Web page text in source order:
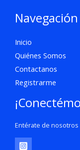
Navegación
Inicio
Quiénes Somos
Contactanos
Registrarme
Entérate de